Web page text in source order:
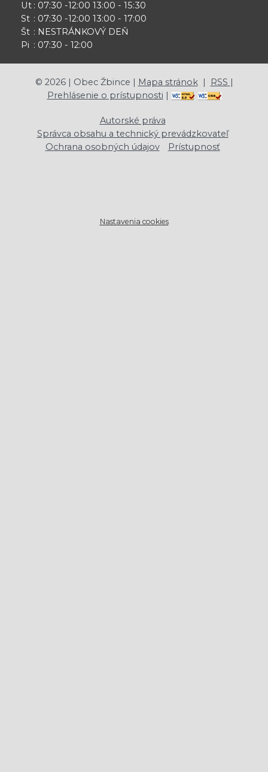
Ut
St
Št
Pi
: 07:30 -12:00 13:00 - 15:30
: 07:30 -12:00 13:00 - 17:00
: NESTRÁNKOVÝ DEŇ
: 07:30 - 12:00
© 2026| Obec Žbince | Mapa stránok| RSS |
Prehlásenie o prístupnosti |
Autorské práva
Správca obsahu a technický prevádzkovateľ
Ochrana osobných údajov
Prístupnosť
Nastavenia cookies